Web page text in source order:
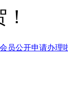
员公开申请办理